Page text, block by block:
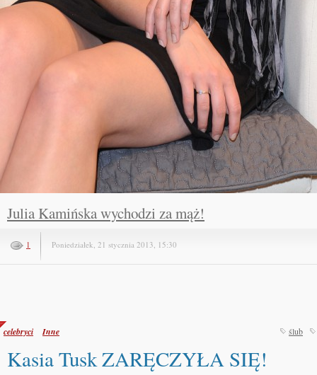
Julia Kamińska wychodzi za mąż!
1 Poniedziałek, 21 stycznia 2013, 15:30
celebryci Inne ślub
Kasia Tusk ZARĘCZYŁA SIĘ!